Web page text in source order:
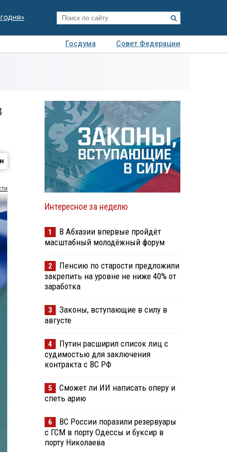
Госдума
Совет Федерации
Интересное за неделю
1
В Абхазии впервые пройдёт
масштабный молодёжный форум
2
Пенсию по старости предложили
закрепить на уровне не ниже 40% от
заработка
3
Законы, вступающие в силу в
августе
4
Путин расширил список лиц с
судимостью для заключения
контракта с ВС РФ
5
Сможет ли ИИ написать оперу и
спеть арию
6
ВС России поразили резервуары
с ГСМ в порту Одессы и буксир в
порту Николаева